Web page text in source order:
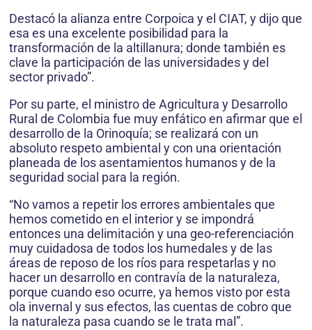
Destacó la alianza entre Corpoica y el CIAT, y dijo que
esa es una excelente posibilidad para la
transformación de la altillanura; donde también es
clave la participación de las universidades y del
sector privado”.
Por su parte, el ministro de Agricultura y Desarrollo
Rural de Colombia fue muy enfático en afirmar que el
desarrollo de la Orinoquía; se realizará con un
absoluto respeto ambiental y con una orientación
planeada de los asentamientos humanos y de la
seguridad social para la región.
“No vamos a repetir los errores ambientales que
hemos cometido en el interior y se impondrá
entonces una delimitación y una geo-referenciación
muy cuidadosa de todos los humedales y de las
áreas de reposo de los ríos para respetarlas y no
hacer un desarrollo en contravía de la naturaleza,
porque cuando eso ocurre, ya hemos visto por esta
ola invernal y sus efectos, las cuentas de cobro que
la naturaleza pasa cuando se le trata mal”.